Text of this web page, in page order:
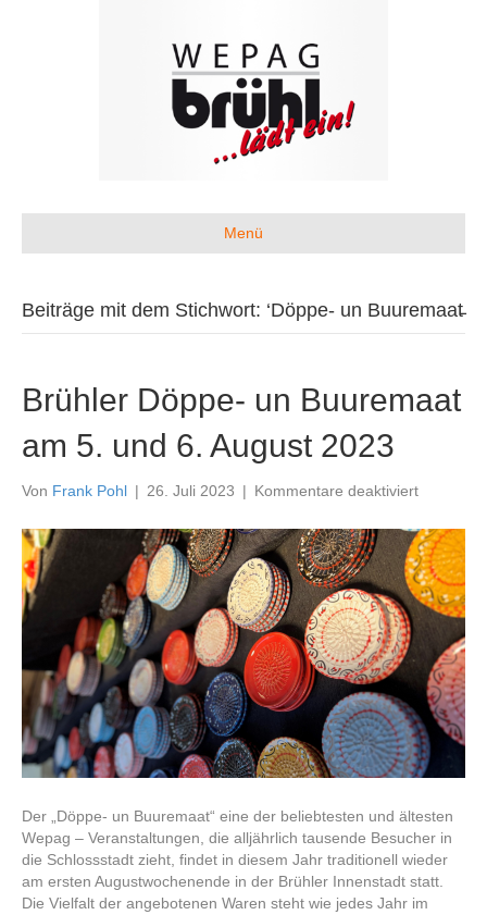
Menü
Beiträge mit dem Stichwort: ‘Döppe- un Buuremaat̵
Brühler Döppe- un Buuremaat
am 5. und 6. August 2023
Von Frank Pohl | 26. Juli 2023 | Kommentare deaktiviertfür
Döppe-
un
am
5.
August
2023
Der „Döppe- un Buuremaat“ eine der beliebtesten und ältesten
Wepag – Veranstaltungen, die alljährlich tausende Besucher in
die Schlossstadt zieht, findet in diesem Jahr traditionell wieder
am ersten Augustwochenende in der Brühler Innenstadt statt.
Die Vielfalt der angebotenen Waren steht wie jedes Jahr im